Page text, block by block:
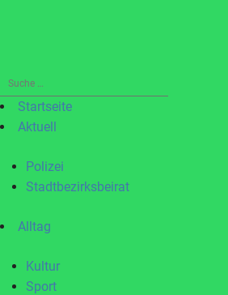
Suche
nach:Startseite
Aktuell
Polizei
Stadtbezirksbeirat
Alltag
Kultur
Sport